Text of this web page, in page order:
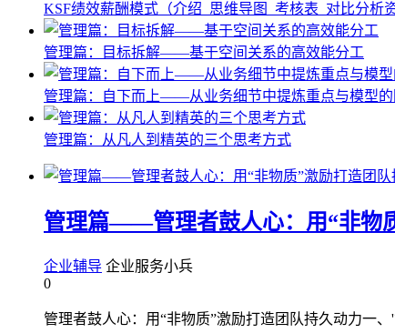
KSF绩效薪酬模式（介绍_思维导图_考核表_对比分析
管理篇：目标拆解——基于空间关系的高效能分工
管理篇：自下而上——从业务细节中提炼重点与模型
管理篇：从凡人到精英的三个思考方式
管理篇——管理者鼓人心：用“非物
企业辅导 企业服务小兵
0
管理者鼓人心：用“非物质”激励打造团队持久动力一